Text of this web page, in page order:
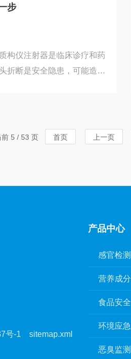
新技术破解行业痛点，为...
步
构仪注射器是临床诊疗和药
折断是安全隐患，可能造成
参数及测试...
5 / 53 页 首页 上一页
号-1 sitemap.xml
产品中心
感官检
营养成
食品安
环境应
恶臭监